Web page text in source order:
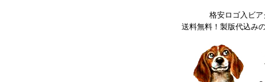
格安ロゴ入ビ
送料無料！製版代込み